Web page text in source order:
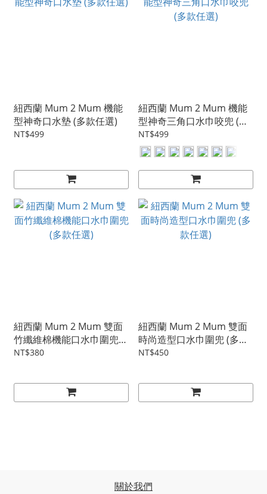
紐西蘭 Mum 2 Mum 機能
型神奇口水墊 (多款任選)
NT$499
紐西蘭 Mum 2 Mum 機能
型神奇三角口水巾咬兜 (多
款任選)
NT$499
紐西蘭 Mum 2 Mum 雙面
竹纖維棉機能口水巾圍兜
(多款任選)
NT$380
紐西蘭 Mum 2 Mum 雙面
時尚造型口水巾圍兜 (多款
任選)
NT$450
關於我們